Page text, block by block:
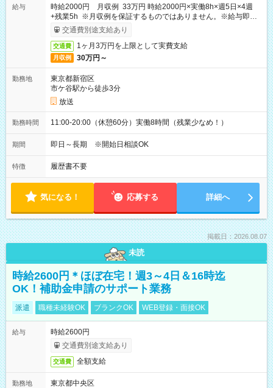
給与
時給2000円 月収例 33万円 時給2000円×実働8h×週5日×4週
+残業5h ※月収例を保証するものではありません。※給与即受
取りサービス利用可（利用条件有）
交通費別途支給あり
交通費 1ヶ月3万円を上限として実費支給
月収例 30万円～
勤務地
東京都新宿区
市ケ谷駅から徒歩3分
放送
勤務時間 11:00-20:00（休憩60分）実働8時間（残業少なめ！）
期間 即日～長期 ※開始日相談OK
特徴 履歴書不要
気になる！ 応募する 詳細へ
掲載日：2026.08.07
未読
時給2600円＊ほぼ在宅！週3～4日＆16時迄
OK！補助金申請のサポート業務
派遣 職種未経験OK ブランクOK WEB登録・面接OK
給与
時給2600円
交通費別途支給あり
交通費 全額支給
勤務地
東京都中央区